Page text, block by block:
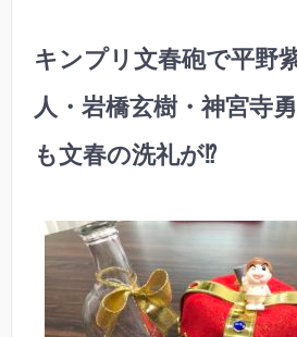
キンプリ文春砲で平野
人・岩橋玄樹・神宮寺
も文春の洗礼が⁉︎